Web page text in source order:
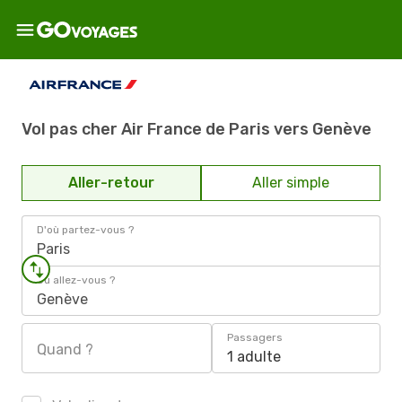
Vol pas cher Air France de Paris vers Genève
Aller-retour Aller simple
D'où partez-vous ?
Paris
Où allez-vous ?
Genève
Quand ?
Passagers
1 adulte